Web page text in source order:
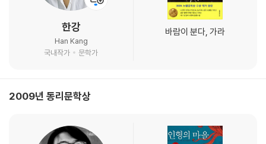
한강
Han Kang
국내작가
문학가
바람이 분다, 가라
2009년 동리문학상